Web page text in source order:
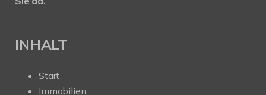
INHALT
Start
Immobilien